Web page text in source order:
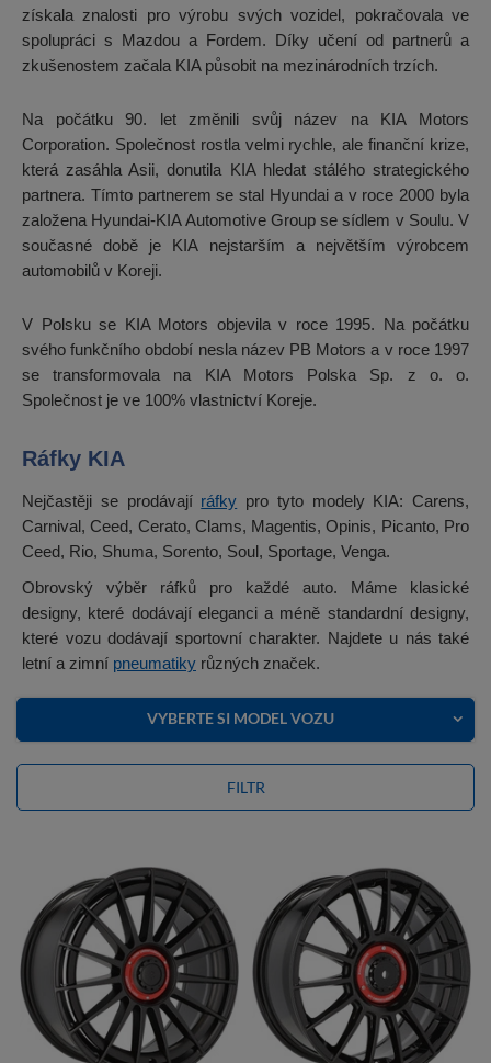
získala znalosti pro výrobu svých vozidel, pokračovala ve
spolupráci s Mazdou a Fordem. Díky učení od partnerů a
zkušenostem začala KIA působit na mezinárodních trzích.
Na počátku 90. let změnili svůj název na KIA Motors
Corporation. Společnost rostla velmi rychle, ale finanční krize,
která zasáhla Asii, donutila KIA hledat stálého strategického
partnera. Tímto partnerem se stal Hyundai a v roce 2000 byla
založena Hyundai-KIA Automotive Group se sídlem v Soulu. V
současné době je KIA nejstarším a největším výrobcem
automobilů v Koreji.
V Polsku se KIA Motors objevila v roce 1995. Na počátku
svého funkčního období nesla název PB Motors a v roce 1997
se transformovala na KIA Motors Polska Sp. z o. o.
Společnost je ve 100% vlastnictví Koreje.
Ráfky KIA
Nejčastěji se prodávají ráfky pro tyto modely KIA: Carens,
Carnival, Ceed, Cerato, Clams, Magentis, Opinis, Picanto, Pro
Ceed, Rio, Shuma, Sorento, Soul, Sportage, Venga.
Obrovský výběr ráfků pro každé auto. Máme klasické
designy, které dodávají eleganci a méně standardní designy,
které vozu dodávají sportovní charakter. Najdete u nás také
letní a zimní pneumatiky různých značek.
VYBERTE SI MODEL VOZU
FILTR